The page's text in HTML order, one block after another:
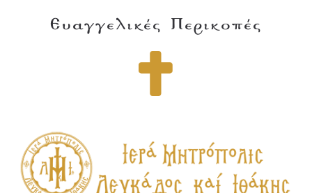
Ευαγγελικές Περικοπές